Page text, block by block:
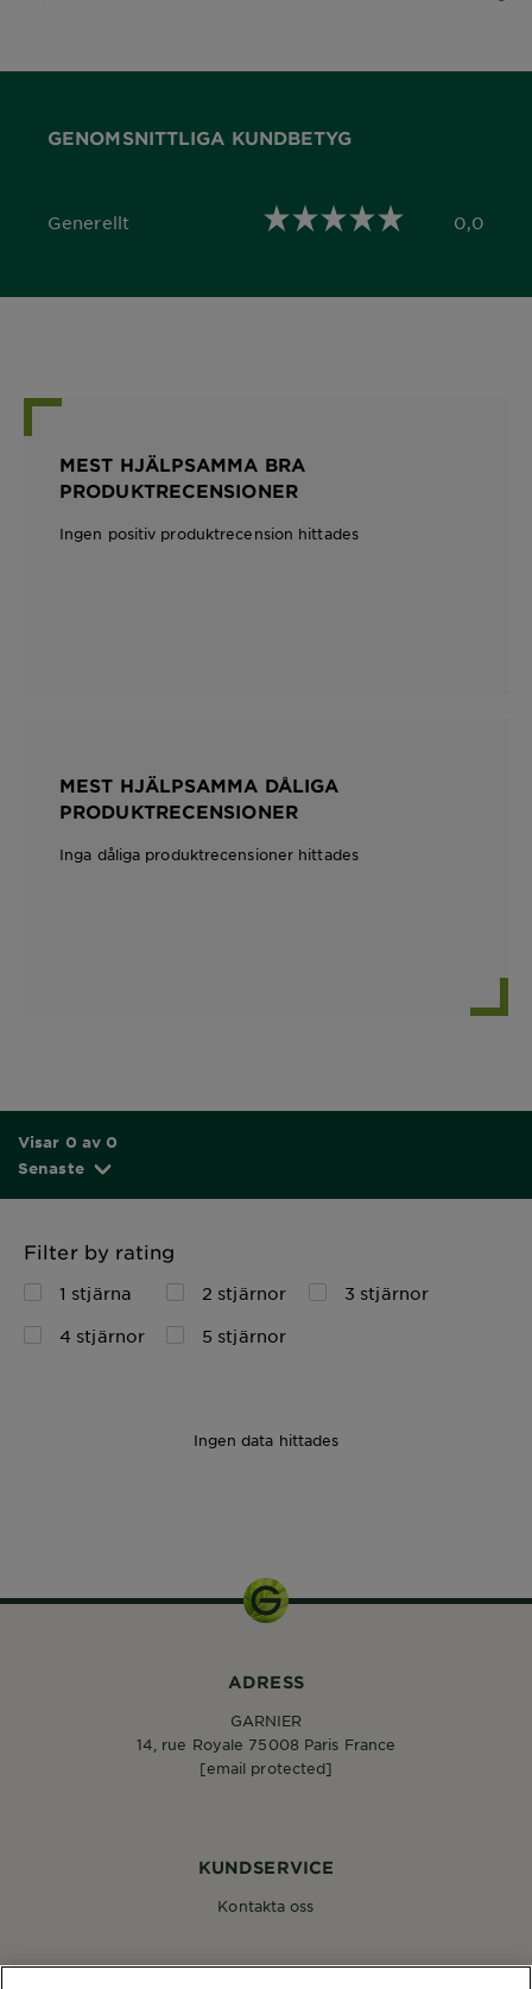
GENOMSNITTLIGA KUNDBETYG
Generellt
0,0 out of 5 stars 0,0
MEST HJÄLPSAMMA BRA
PRODUKTRECENSIONER
Ingen positiv produktrecension hittades
MEST HJÄLPSAMMA DÅLIGA
PRODUKTRECENSIONER
Inga dåliga produktrecensioner hittades
Visar 0 av 0
Senaste
Filter by rating
1 stjärna 2 stjärnor
3 stjärnor
4 stjärnor
5 stjärnor
Ingen data hittades
KUNDSERVICE
Kontakta oss
ADRESS
GARNIER
14, rue Royale 75008 Paris France
[email protected]